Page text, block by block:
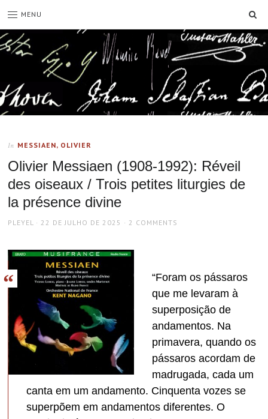
MENU
In MESSIAEN, OLIVIER
Olivier Messiaen (1908-1992): Réveil
des oiseaux / Trois petites liturgies de
la présence divine
AUTHOR
PLEYEL
POSTED
22 DE JULHO DE 2025 2 COMMENTS
“Foram os pássaros
que me levaram à
superposição de
andamentos. Na
primavera, quando os
pássaros acordam de
madrugada, cada um
canta em um andamento. Cinquenta vozes se
superpõem em andamentos diferentes. O